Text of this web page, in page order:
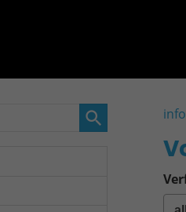
info